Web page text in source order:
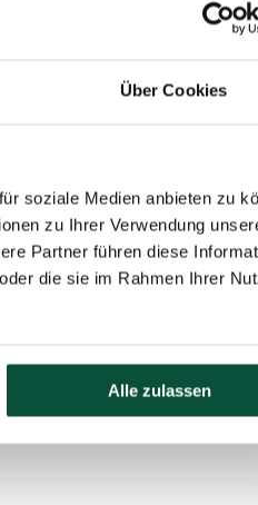
Über Cookies
soziale Medien anbieten zu
zu Ihrer Verwendung
Partner führen diese
die sie im Rahmen Ihrer
Alle zulassen
in jedes Haus
ersten Zersetzen der Zweige
die auf den Baum gelegt werde
sorgt dafür, dass sich die